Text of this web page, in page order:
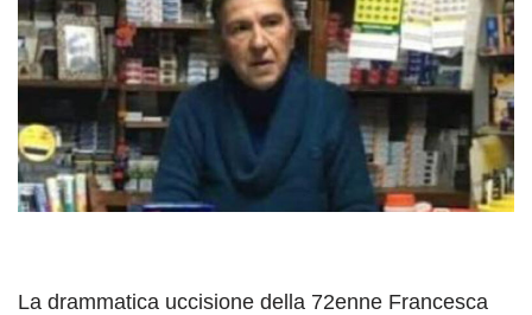
La drammatica uccisione della 72enne Francesca